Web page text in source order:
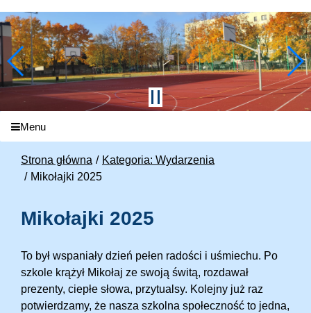
Menu
Strona główna
Kategoria: Wydarzenia
Mikołajki 2025
Mikołajki 2025
To był wspaniały dzień pełen radości i uśmiechu. Po
szkole krążył Mikołaj ze swoją świtą, rozdawał
prezenty, ciepłe słowa, przytualsy. Kolejny już raz
potwierdzamy, że nasza szkolna społeczność to jedna,